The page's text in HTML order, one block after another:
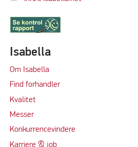
Isabella
Om Isabella
Find forhandler
Kvalitet
Messer
Konkurrencevindere
Karriere & job